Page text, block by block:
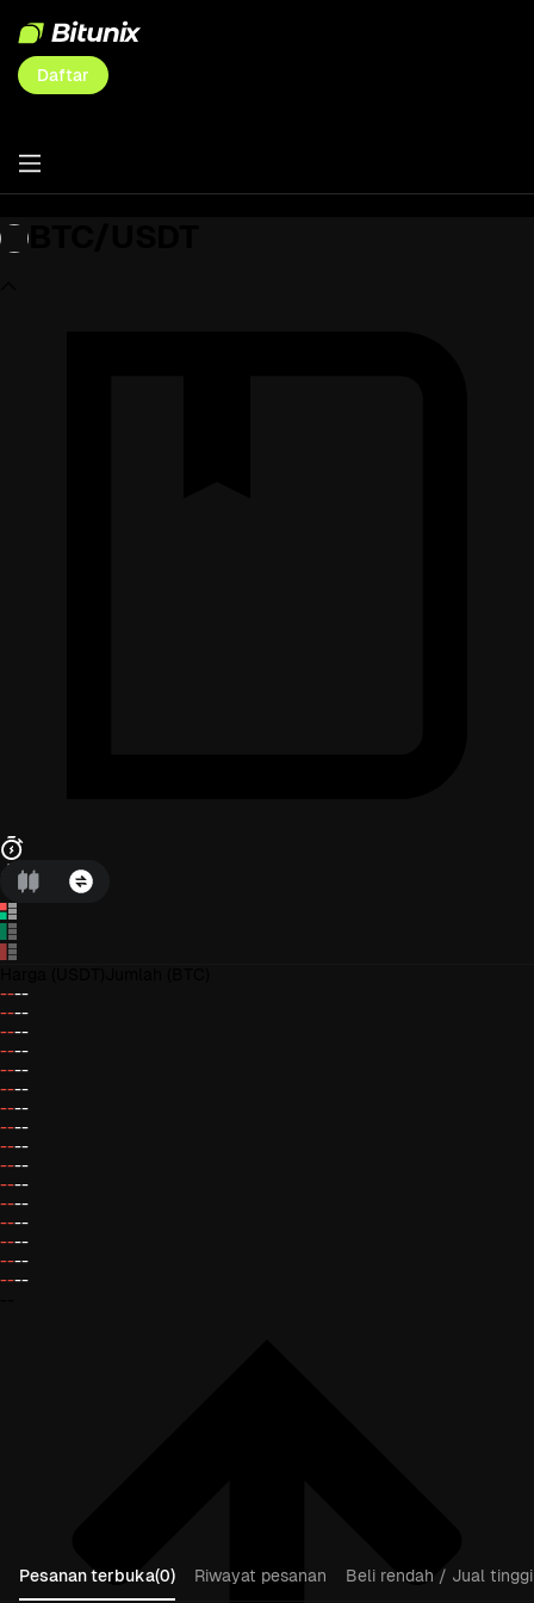
Daftar
----
----
----
----
----
----
----
----
----
----
----
----
----
----
----
----
Pesanan terbuka(0) Riwayat pesanan
Beli rendah / Jual tinggi